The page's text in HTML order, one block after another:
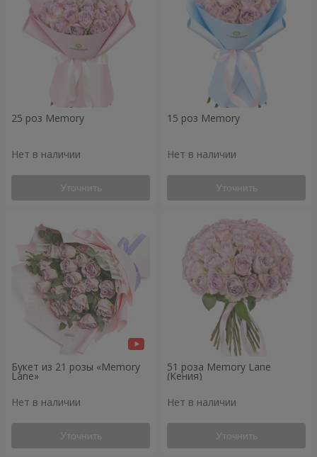
25 роз Memory
Нет в наличии
Уточнить
15 роз Memory
Нет в наличии
Уточнить
Букет из 21 розы «Memory
Lane»
Нет в наличии
Уточнить
51 роза Memory Lane
(Кения)
Нет в наличии
Уточнить